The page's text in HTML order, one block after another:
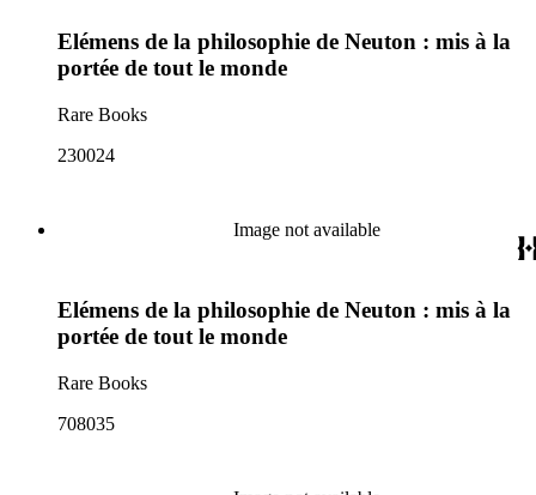
Elémens de la philosophie de Neuton : mis à la
portée de tout le monde
Rare Books
230024
Image not available
Elémens de la philosophie de Neuton : mis à la
portée de tout le monde
Rare Books
708035